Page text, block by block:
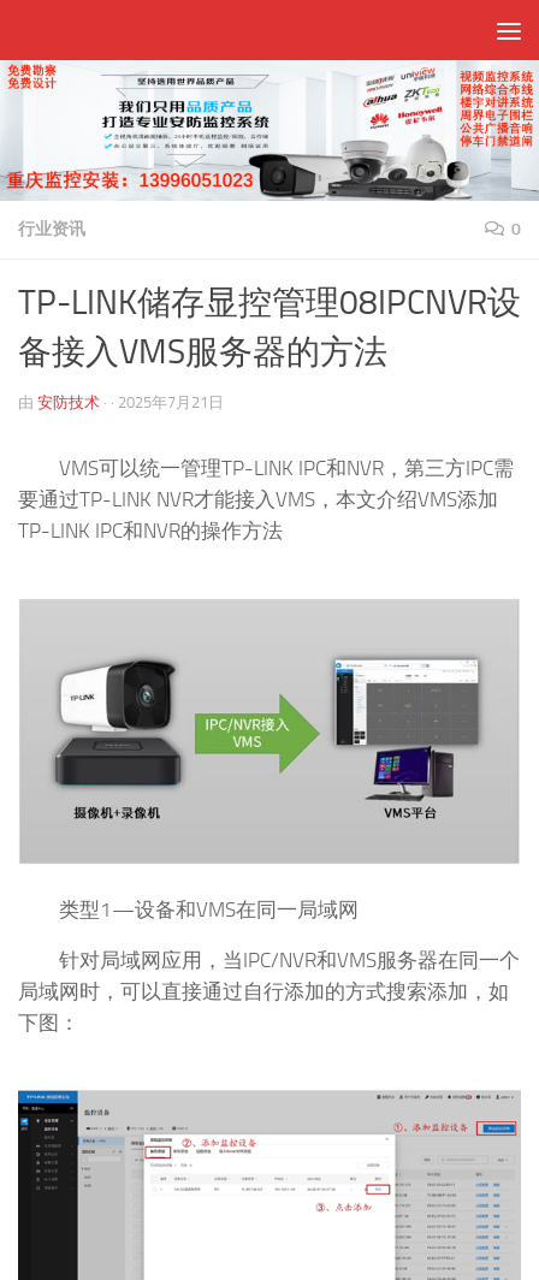
行业资讯 0
TP-LINK储存显控管理08IPCNVR设
备接入VMS服务器的方法
由 安防技术 · · 2025年7月21日
VMS可以统一管理TP-LINK IPC和NVR，第三方IPC需
要通过TP-LINK NVR才能接入VMS，本文介绍VMS添加
TP-LINK IPC和NVR的操作方法
类型1—设备和VMS在同一局域网
针对局域网应用，当IPC/NVR和VMS服务器在同一个
局域网时，可以直接通过自行添加的方式搜索添加，如
下图：